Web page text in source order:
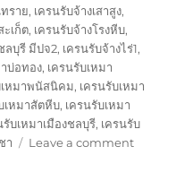
ราย, เครนรับจ้างเสาสูง,
ะเก็ต, เครนรับจ้างโรงหีบ,
ลบุรี มีปจ2, เครนรับจ้างไร่1,
บ่อทอง, เครนรับเหมา
เหมาพนัสนิคม, เครนรับเหมา
เหมาสัตหีบ, เครนรับเหมา
รับเหมาเมืองชลบุรี, เครนรับ
า Leave a commenton